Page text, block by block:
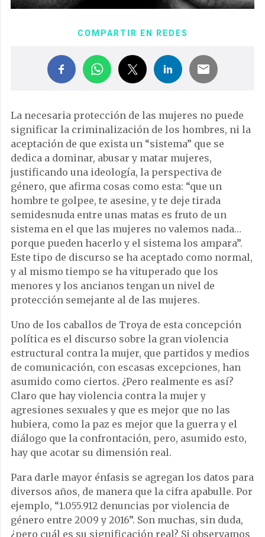
COMPARTIR EN REDES
La necesaria protección de las mujeres no puede
significar la criminalización de los hombres, ni la
aceptación de que exista un “sistema” que se
dedica a dominar, abusar y matar mujeres,
justificando una ideología, la perspectiva de
género, que afirma cosas como esta: “que un
hombre te golpee, te asesine, y te deje tirada
semidesnuda entre unas matas es fruto de un
sistema en el que las mujeres no valemos nada…
porque pueden hacerlo y el sistema los ampara”.
Este tipo de discurso se ha aceptado como normal,
y al mismo tiempo se ha vituperado que los
menores y los ancianos tengan un nivel de
protección semejante al de las mujeres.
Uno de los caballos de Troya de esta concepción
política es el discurso sobre la gran violencia
estructural contra la mujer, que partidos y medios
de comunicación, con escasas excepciones, han
asumido como ciertos. ¿Pero realmente es así?
Claro que hay violencia contra la mujer y
agresiones sexuales y que es mejor que no las
hubiera, como la paz es mejor que la guerra y el
diálogo que la confrontación, pero, asumido esto,
hay que acotar su dimensión real.
Para darle mayor énfasis se agregan los datos para
diversos años, de manera que la cifra apabulle. Por
ejemplo, “1.055.912 denuncias por violencia de
género entre 2009 y 2016”. Son muchas, sin duda,
¿pero cuál es su significación real? Si observamos